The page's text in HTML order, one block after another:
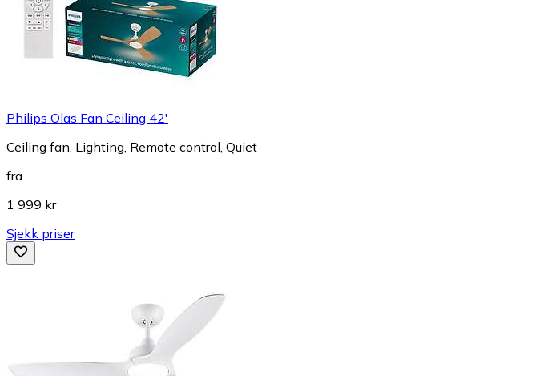
Philips Olas Fan Ceiling 42'
Ceiling fan, Lighting, Remote control, Quiet
fra
1 999 kr
Sjekk priser